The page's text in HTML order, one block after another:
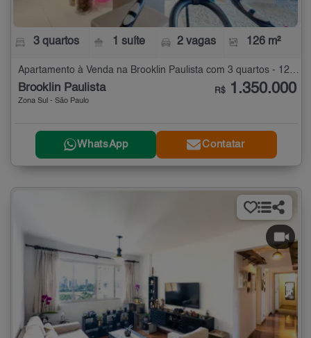
3 quartos 1 suíte 2 vagas 126 m²
Apartamento à Venda na Brooklin Paulista com 3 quartos - 126 m²
Brooklin Paulista
Zona Sul - São Paulo
R$ 1.350.000
WhatsApp Contatar